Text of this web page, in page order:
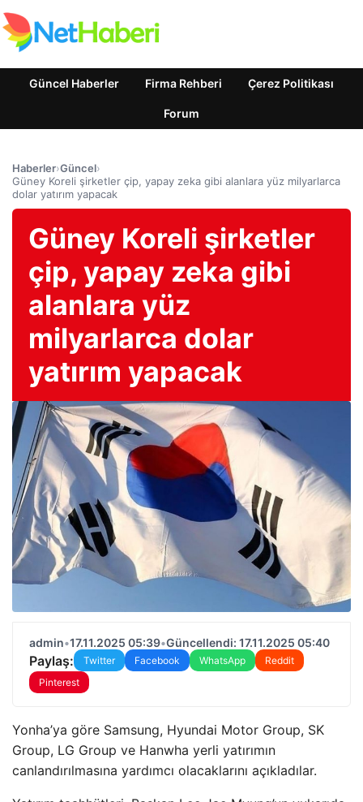
Güncel Haberler Firma Rehberi Çerez Politikası
Forum
Haberler›Güncel›
Güney Koreli şirketler çip, yapay zeka gibi alanlara yüz milyarlarca
dolar yatırım yapacak
Güney Koreli şirketler
çip, yapay zeka gibi
alanlara yüz
milyarlarca dolar
yatırım yapacak
admin•17.11.2025 05:39•Güncellendi: 17.11.2025 05:40
Paylaş: Twitter Facebook WhatsApp
Reddit
Pinterest
Yonha’ya göre Samsung, Hyundai Motor Group, SK
Group, LG Group ve Hanwha yerli yatırımın
canlandırılmasına yardımcı olacaklarını açıkladılar.